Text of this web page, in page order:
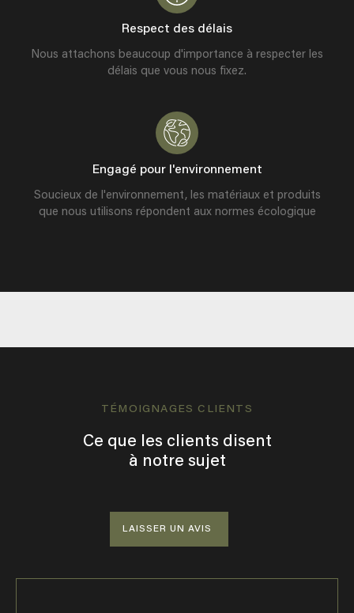
Respect des délais
Nous attachons beaucoup d'importance à respecter les
délais que vous nous fixez.
Engagé pour l'environnement
Soucieux de l'environnement, les matériaux et produits
que nous utilisons répondent aux normes écologique
TÉMOIGNAGES CLIENTS
Ce que les clients disent
à notre sujet
LAISSER UN AVIS